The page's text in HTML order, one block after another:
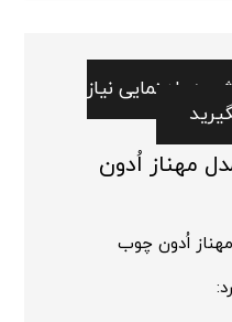
به راهنمایی نیاز
مهناز اُدون
اُدون چوب